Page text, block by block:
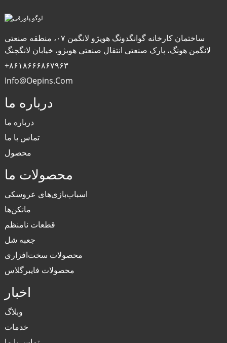
ساختمان کارخانه گوانگدونگ هویژو لانگمن ۰۷، منطقه صنعتی
لانگمن هونگ، پارک صنعتی انتقال صنعتی هویژو، خیابان لانگچنگ
‎+۸۶۱۸۶۶۶۸۶۷۹۶۳‎
Info@oepins.com
درباره ما
درباره ما
تماس با ما
محصول
محصولات ما
اسباب‌بازی‌های عروسکی
مانکن‌ها
قطعات نامنظم
جعبه شل
محصولات سخت‌افزاری
محصولات فایبرگلاس
اخبار
وبلاگ
خدمات